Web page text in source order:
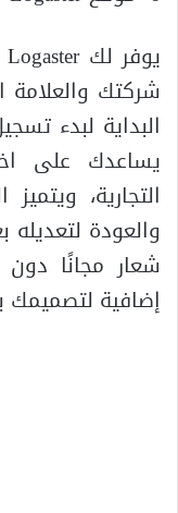
شركتك والعلامة
البداية لبدء
يساعدك على
التجارية،
شعار مجانًا دون
إضافية لتصميمك بدءًا من